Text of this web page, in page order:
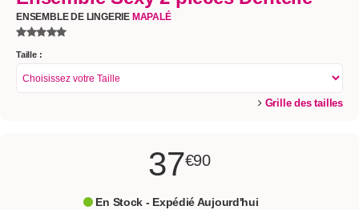
ENSEMBLE DE LINGERIE MAPALÉ
Taille :
Grille des tailles
37€90
En Stock - Expédié Aujourd'hui